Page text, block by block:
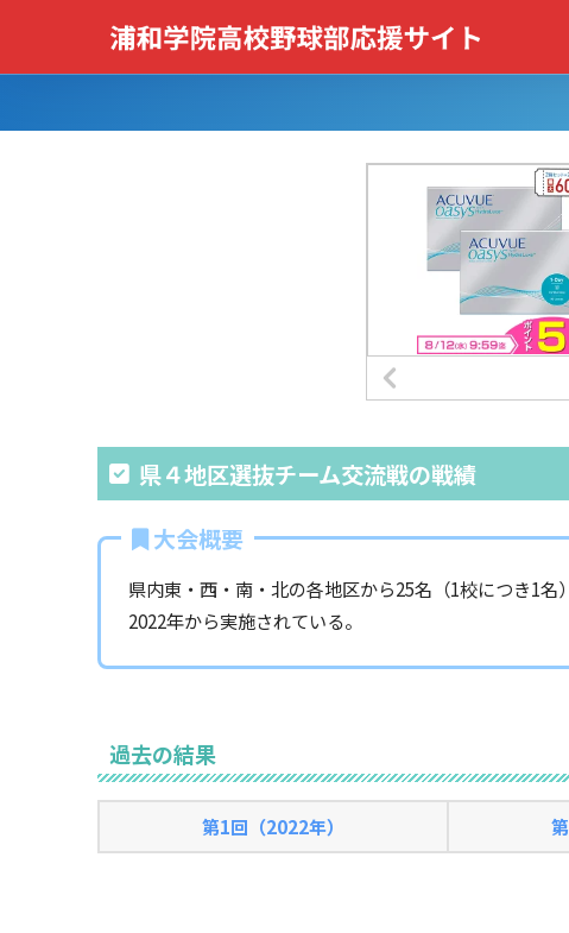
県４地区選抜チーム交流戦の戦績
大会概要
県内東・西・南・北の各地区から25名（1校につき1
2022年から実施されている。
過去の結果
第1回（2022年）